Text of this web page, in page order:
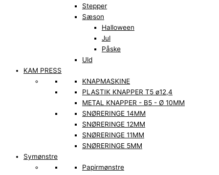
Stepper
Sæson
Halloween
Jul
Påske
Uld
KAM PRESS
KNAPMASKINE
PLASTIK KNAPPER T5 ø12,4
METAL KNAPPER - B5 - Ø 10MM
SNØRERINGE 14MM
SNØRERINGE 12MM
SNØRERINGE 11MM
SNØRERINGE 5MM
Symønstre
Papirmønstre